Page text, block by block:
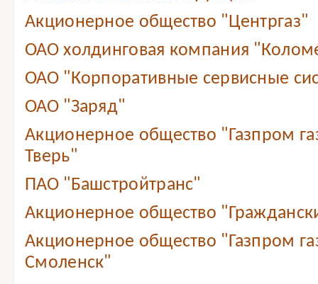
Акционерное общество "Центргаз"
ОАО холдинговая компания
ОАО "Корпоративные сервисные
ОАО "Заряд"
Акционерное общество "Газпром
Тверь"
ПАО "Башстройтранс"
Акционерное общество
Акционерное общество "Газпром
Смоленск"